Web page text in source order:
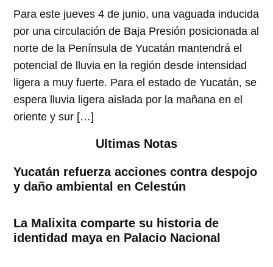
Para este jueves 4 de junio, una vaguada inducida
por una circulación de Baja Presión posicionada al
norte de la Península de Yucatán mantendrá el
potencial de lluvia en la región desde intensidad
ligera a muy fuerte. Para el estado de Yucatán, se
espera lluvia ligera aislada por la mañana en el
oriente y sur […]
Ultimas Notas
Yucatán refuerza acciones contra despojo
y daño ambiental en Celestún
La Malixita comparte su historia de
identidad maya en Palacio Nacional